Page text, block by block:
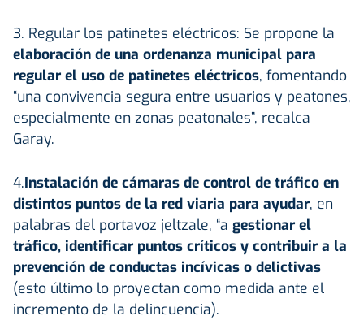
3. Regular los patinetes eléctricos: Se propone la
elaboración de una ordenanza municipal para
regular el uso de patinetes eléctricos, fomentando
“una convivencia segura entre usuarios y peatones,
especialmente en zonas peatonales”, recalca
Garay.
4.Instalación de cámaras de control de tráfico en
distintos puntos de la red viaria para ayudar, en
palabras del portavoz jeltzale, “a gestionar el
tráfico, identificar puntos críticos y contribuir a la
prevención de conductas incívicas o delictivas
(esto último lo proyectan como medida ante el
incremento de la delincuencia).